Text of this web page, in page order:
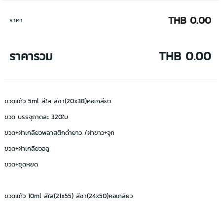
ราคา THB 0.00
ราคารวม THB 0.00
ขวดแก้ว 5ml สีใส สีชา(20x38)คอเกลียว
ขวด บรรจุถาดละ 320ใบ
ขวด+ฝาเกลียวพลาสติกดำยาว /ฝาขาว+จุก
ขวด+ฝาเกลียวอลู
ขวด+ชุดหยด
ขวดแก้ว 10ml สีใส(21x55) สีชา(24x50)คอเกลียว